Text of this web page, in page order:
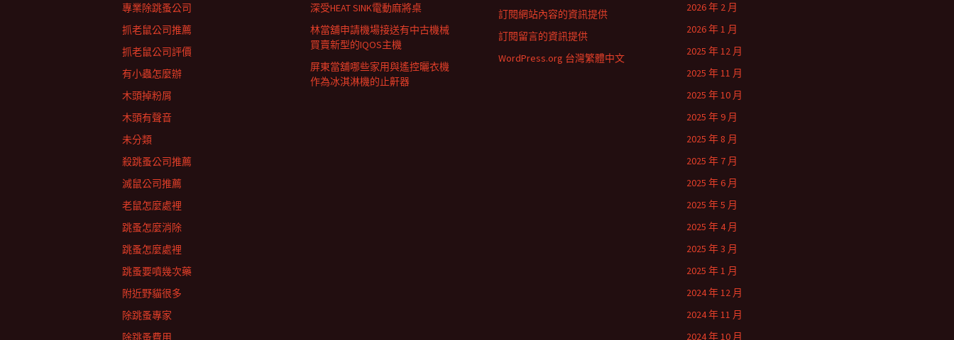
深受HEAT SINK電動麻將桌
林當舖申請機場接送有中古機械
買賣新型的IQOS主機
屏東當舖哪些家用與遙控曬衣機
作為冰淇淋機的止鼾器
2026 年 2 月
2026 年 1 月
2025 年 12 月
2025 年 11 月
2025 年 10 月
2025 年 9 月
2025 年 8 月
2025 年 7 月
2025 年 6 月
2025 年 5 月
2025 年 4 月
2025 年 3 月
2025 年 1 月
2024 年 12 月
2024 年 11 月
2024 年 10 月
專業除跳蚤公司
抓老鼠公司推薦
抓老鼠公司評價
有小蟲怎麼辦
木頭掉粉屑
木頭有聲音
未分類
殺跳蚤公司推薦
滅鼠公司推薦
老鼠怎麼處裡
跳蚤怎麼消除
跳蚤怎麼處裡
跳蚤要噴幾次藥
附近野貓很多
除跳蚤專家
除跳蚤費用
訂閱網站內容的資訊提供
訂閱留言的資訊提供
WordPress.org 台灣繁體中文